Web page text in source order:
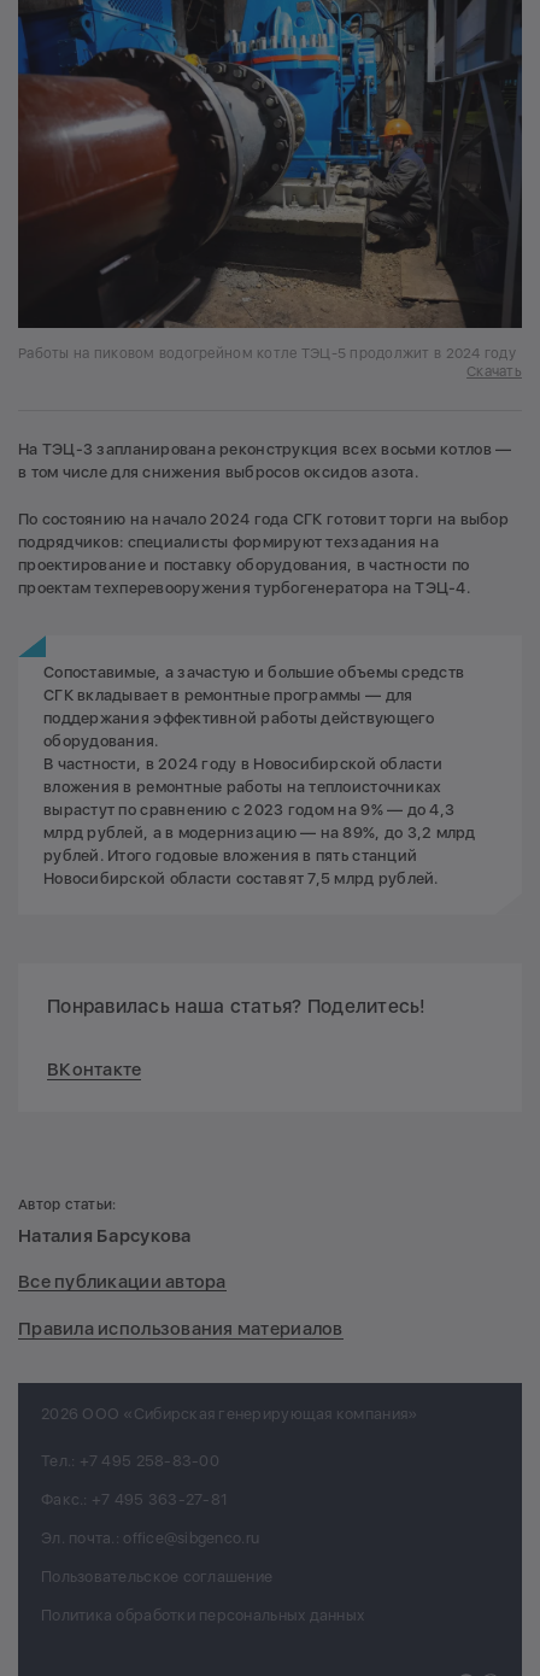
Работы на пиковом водогрейном котле ТЭЦ-5 продолжит в 2024 году
Скачать
На ТЭЦ-3 запланирована реконструкция всех восьми котлов —
в том числе для снижения выбросов оксидов азота.
По состоянию на начало 2024 года СГК готовит торги на выбор
подрядчиков: специалисты формируют техзадания на
проектирование и поставку оборудования, в частности по
проектам техперевооружения турбогенератора на ТЭЦ-4.
Сопоставимые, а зачастую и большие объемы средств
СГК вкладывает в ремонтные программы — для
поддержания эффективной работы действующего
оборудования.
В частности, в 2024 году в Новосибирской области
вложения в ремонтные работы на теплоисточниках
вырастут по сравнению с 2023 годом на 9% — до 4,3
млрд рублей, а в модернизацию — на 89%, до 3,2 млрд
рублей. Итого годовые вложения в пять станций
Новосибирской области составят 7,5 млрд рублей.
Понравилась наша статья? Поделитесь!
ВКонтакте
Автор статьи:
Наталия Барсукова
Все публикации автора
Правила использования материалов
2026 ООО «Сибирская генерирующая компания»
Тел.: +7 495 258-83-00
Факс.: +7 495 363-27-81
Эл. почта.: office@sibgenco.ru
Пользовательское соглашение
Политика обработки персональных данных